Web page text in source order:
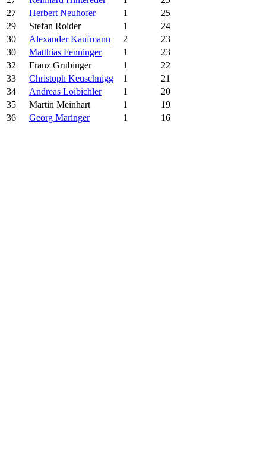
27
Herbert Neuhofer 1
25
29
Stefan Roider 1
24
30
Alexander Kaufmann 2
23
30
Matthias Fenninger 1
23
32
Franz Grubinger 1
22
33
Christoph Keuschnigg 1
21
34
Andreas Loibichler 1
20
35
Martin Meinhart 1
19
36
Georg Maringer 1 16